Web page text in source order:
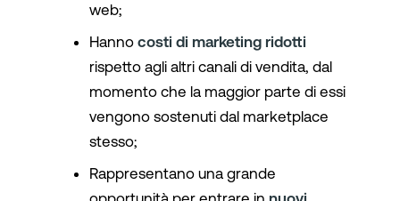
web;
Hanno costi di marketing ridotti
rispetto agli altri canali di vendita, dal
momento che la maggior parte di essi
vengono sostenuti dal marketplace
stesso;
Rappresentano una grande